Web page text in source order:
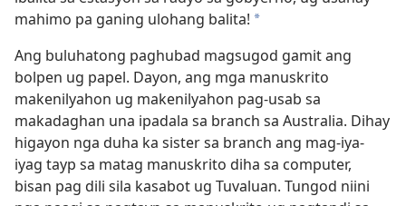
mahimo pa ganing ulohang balita! *
Ang buluhatong paghubad magsugod gamit ang
bolpen ug papel. Dayon, ang mga manuskrito
makenilyahon ug makenilyahon pag-usab sa
makadaghan una ipadala sa branch sa Australia. Dihay
higayon nga duha ka sister sa branch ang mag-iya-
iyag tayp sa matag manuskrito diha sa computer,
bisan pag dili sila kasabot ug Tuvaluan. Tungod niini